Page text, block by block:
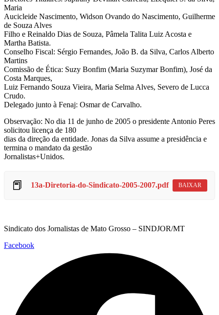
Maria
Aucicleide Nascimento, Widson Ovando do Nascimento, Guilherme
de Souza Alves
Filho e Reinaldo Dias de Souza, Pâmela Talita Luiz Acosta e
Martha Batista.
Conselho Fiscal: Sérgio Fernandes, João B. da Silva, Carlos Alberto
Martins
Comissão de Ética: Suzy Bonfim (Maria Suzymar Bonfim), José da
Costa Marques,
Luiz Fernando Souza Vieira, Maria Selma Alves, Severo de Lucca
Crudo.
Delegado junto à Fenaj: Osmar de Carvalho.
Observação: No dia 11 de junho de 2005 o presidente Antonio Peres
solicitou licença de 180
dias da direção da entidade. Jonas da Silva assume a presidência e
termina o mandato da gestão
Jornalistas+Unidos.
📕 13a-Diretoria-do-Sindicato-2005-2007.pdf BAIXAR
Sindicato dos Jornalistas de Mato Grosso – SINDJOR/MT
Facebook